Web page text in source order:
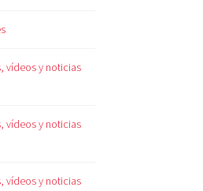
vídeos y noticias
vídeos y noticias
vídeos y noticias